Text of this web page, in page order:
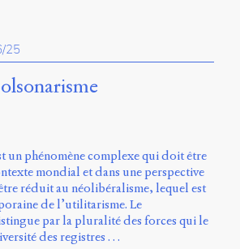
25
un phénomène complexe qui doit être
mondial et dans une perspective
réduit au néolibéralisme, lequel est
de l’utilitarisme. Le
par la pluralité des forces qui le
des registres …